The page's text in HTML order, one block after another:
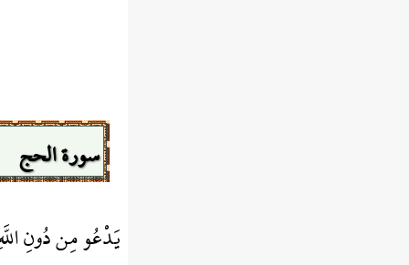
سورة الحج
يَدْعُو مِن دُونِ